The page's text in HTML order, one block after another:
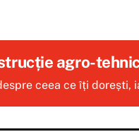
agro-
ceea ce îți dorești,